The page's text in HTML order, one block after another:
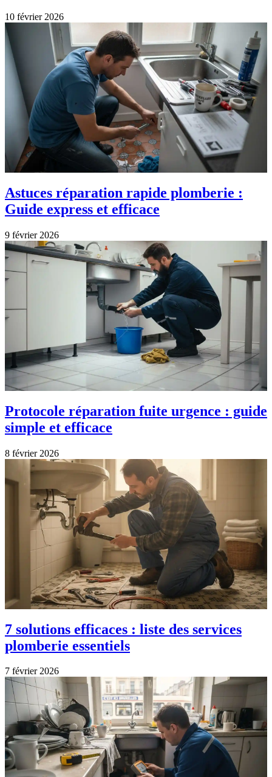
10 février 2026
Astuces réparation rapide plomberie :
Guide express et efficace
9 février 2026
Protocole réparation fuite urgence : guide
simple et efficace
8 février 2026
7 solutions efficaces : liste des services
plomberie essentiels
7 février 2026